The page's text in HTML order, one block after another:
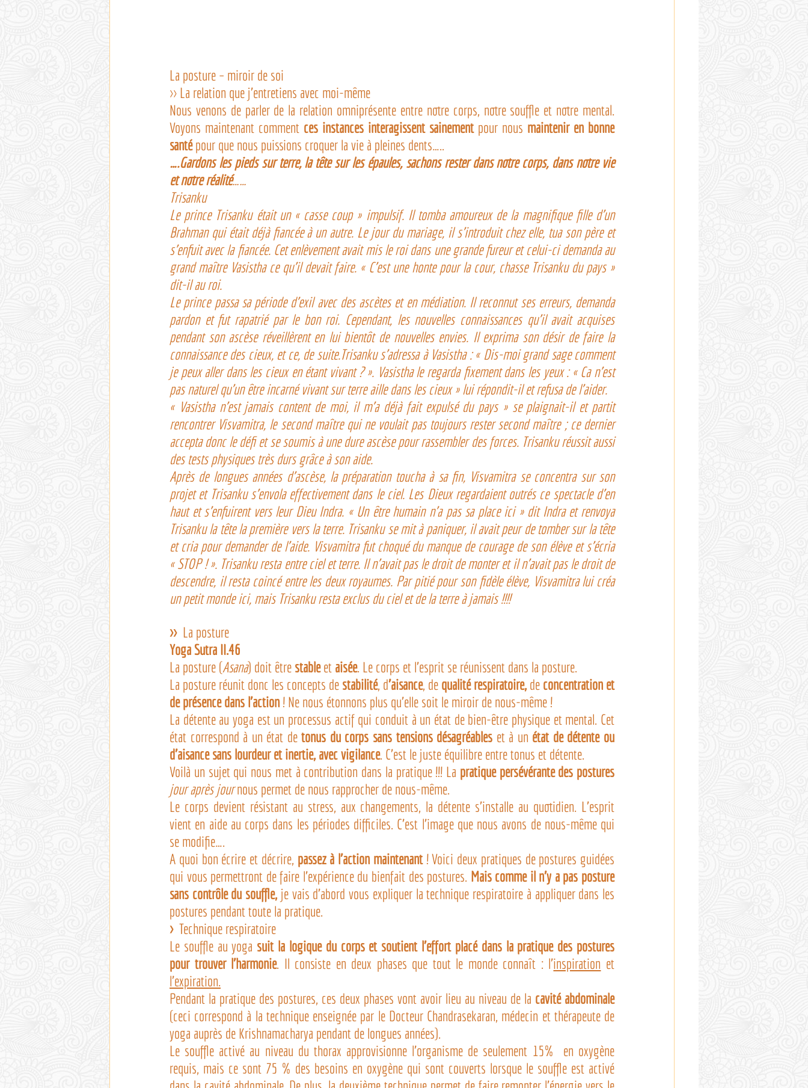
La posture – miroir de soi
>> La relation que j’entretiens avec moi-même
Nous venons de parler de la relation omniprésente entre notre corps, notre souffle et notre mental.
Voyons maintenant comment ces instances interagissent sainement pour nous maintenir en bonne
santé pour que nous puissions croquer la vie à pleines dents…..
….Gardons les pieds sur terre, la tête sur les épaules, sachons rester dans notre corps, dans notre vie
et notre réalité……
Trisanku
Le prince Trisanku était un « casse coup » impulsif. Il tomba amoureux de la magnifique fille d’un
Brahman qui était déjà fiancée à un autre. Le jour du mariage, il s’introduit chez elle, tua son père et
s’enfuit avec la fiancée. Cet enlèvement avait mis le roi dans une grande fureur et celui-ci demanda au
grand maître Vasistha ce qu’il devait faire. « C’est une honte pour la cour, chasse Trisanku du pays »
dit-il au roi.
Le prince passa sa période d’exil avec des ascètes et en médiation. Il reconnut ses erreurs, demanda
pardon et fut rapatrié par le bon roi. Cependant, les nouvelles connaissances qu’il avait acquises
pendant son ascèse réveillèrent en lui bientôt de nouvelles envies. Il exprima son désir de faire la
connaissance des cieux, et ce, de suite.Trisanku s’adressa à Vasistha : « Dis-moi grand sage comment
je peux aller dans les cieux en étant vivant ? ». Vasistha le regarda fixement dans les yeux : « Ca n’est
pas naturel qu’un être incarné vivant sur terre aille dans les cieux » lui répondit-il et refusa de l’aider.
« Vasistha n’est jamais content de moi, il m’a déjà fait expulsé du pays » se plaignait-il et partit
rencontrer Visvamitra, le second maître qui ne voulait pas toujours rester second maître ; ce dernier
accepta donc le défi et se soumis à une dure ascèse pour rassembler des forces. Trisanku réussit aussi
des tests physiques très durs grâce à son aide.
Après de longues années d’ascèse, la préparation toucha à sa fin, Visvamitra se concentra sur son
projet et Trisanku s’envola effectivement dans le ciel. Les Dieux regardaient outrés ce spectacle d’en
haut et s’enfuirent vers leur Dieu Indra. « Un être humain n’a pas sa place ici » dit Indra et renvoya
Trisanku la tête la première vers la terre. Trisanku se mit à paniquer, il avait peur de tomber sur la tête
et cria pour demander de l’aide. Visvamitra fut choqué du manque de courage de son élève et s’écria
« STOP ! ». Trisanku resta entre ciel et terre. Il n’avait pas le droit de monter et il n’avait pas le droit de
descendre, il resta coincé entre les deux royaumes. Par pitié pour son fidèle élève, Visvamitra lui créa
un petit monde ici, mais Trisanku resta exclus du ciel et de la terre à jamais !!!!
>> La posture
Yoga Sutra II.46
La posture (Asana) doit être stable et aisée. Le corps et l’esprit se réunissent dans la posture.
La posture réunit donc les concepts de stabilité, d’aisance, de qualité respiratoire, de concentration et
de présence dans l’action ! Ne nous étonnons plus qu’elle soit le miroir de nous-même !
La détente au yoga est un processus actif qui conduit à un état de bien-être physique et mental. Cet
état correspond à un état de tonus du corps sans tensions désagréables et à un état de détente ou
d’aisance sans lourdeur et inertie, avec vigilance. C’est le juste équilibre entre tonus et détente.
Voilà un sujet qui nous met à contribution dans la pratique !!! La
jour après jour nous permet de nous rapprocher de nous-même.
Le corps devient résistant au stress, aux changements, la détente s’installe au quotidien. L’esprit
vient en aide au corps dans les périodes difficiles. C’est l’image que nous avons de nous-même qui
se modifie….
A quoi bon écrire et décrire, passez à l’action maintenant ! Voici deux pratiques de postures guidées
qui vous permettront de faire l’expérience du bienfait des postures. Mais comme il n’y a pas posture
sans contrôle du souffle, je vais d’abord vous expliquer la technique respiratoire à appliquer dans les
postures pendant toute la pratique.
> Technique respiratoire
Le souffle au yoga suit la logique du corps et soutient l’effort placé dans la pratique des postures
pour trouver l’harmonie. Il consiste en deux phases que tout le monde connaît : l’inspiration
l’expiration.
Pendant la pratique des postures, ces deux phases vont avoir lieu au niveau de la cavité abdominale
(ceci correspond à la technique enseignée par le Docteur Chandrasekaran, médecin et thérapeute de
yoga auprès de Krishnamacharya pendant de longues années).
Le souffle activé au niveau du thorax approvisionne l’organisme de seulement 15%  en oxygène
requis, mais ce sont 75 % des besoins en oxygène qui sont couverts lorsque le souffle est activé